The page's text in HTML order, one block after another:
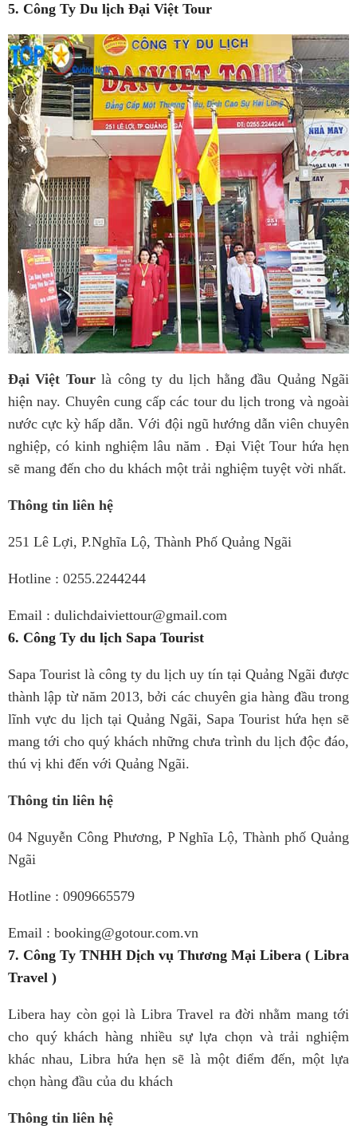
5. Công Ty Du lịch Đại Việt Tour
Đại Việt Tourlà công ty du lịch hằng đầu Quảng Ngãi
hiện nay. Chuyên cung cấp các tour du lịch trong và ngoài
nước cực kỳ hấp dẫn. Với đội ngũ hướng dẫn viên chuyên
nghiệp, có kinh nghiệm lâu năm . Đại Việt Tour hứa hẹn
sẽ mang đến cho du khách một trải nghiệm tuyệt vời nhất.
Thông tin liên hệ
251 Lê Lợi, P.Nghĩa Lộ, Thành Phố Quảng Ngãi
Hotline : 0255.2244244
Email : dulichdaiviettour@gmail.com
6. Công Ty du lịch Sapa Tourist
Sapa Tourist là công ty du lịch uy tín tại Quảng Ngãi được
thành lập từ năm 2013, bởi các chuyên gia hàng đầu trong
lĩnh vực du lịch tại Quảng Ngãi, Sapa Tourist hứa hẹn sẽ
mang tới cho quý khách những chưa trình du lịch độc đáo,
thú vị khi đến với Quảng Ngãi.
Thông tin liên hệ
04 Nguyễn Công Phương, P Nghĩa Lộ, Thành phố Quảng
Ngãi
Hotline : 0909665579
Email : booking@gotour.com.vn
7. Công Ty TNHH Dịch vụ Thương Mại Libera ( Libra
Travel )
Libera hay còn gọi là Libra Travel ra đời nhằm mang tới
cho quý khách hàng nhiều sự lựa chọn và trải nghiệm
khác nhau, Libra hứa hẹn sẽ là một điểm đến, một lựa
chọn hàng đầu của du khách
Thông tin liên hệ